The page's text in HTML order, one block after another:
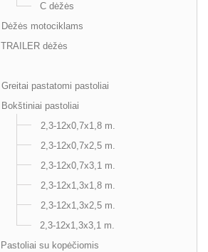
C dėžės
Dėžės motociklams
TRAILER dėžės
Greitai pastatomi pastoliai
Bokštiniai pastoliai
2,3-12x0,7x1,8 m.
2,3-12x0,7x2,5 m.
2,3-12x0,7x3,1 m.
2,3-12x1,3x1,8 m.
2,3-12x1,3x2,5 m.
2,3-12x1,3x3,1 m.
Pastoliai su kopėčiomis